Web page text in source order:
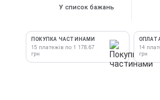
У список бажань
ПОКУПКА ЧАСТИНАМИ
15 платежів по 1 178.67
грн
14
грн